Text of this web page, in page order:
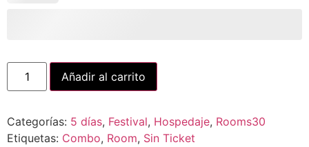
Añadir al carrito
Categorías: 5 días, Festival, Hospedaje, Rooms30
Etiquetas: Combo, Room, Sin Ticket